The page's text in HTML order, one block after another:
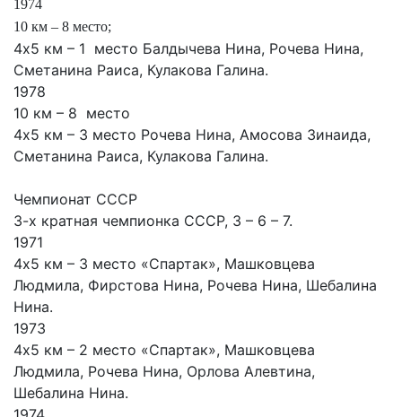
1974
10 км – 8 место;
4х5 км – 1 место Балдычева Нина, Рочева Нина,
Сметанина Раиса, Кулакова Галина.
1978
10 км – 8 место
4х5 км – 3 место Рочева Нина, Амосова Зинаида,
Сметанина Раиса, Кулакова Галина.
Чемпионат СССР
3-х кратная чемпионка СССР, 3 – 6 – 7.
1971
4х5 км – 3 место «Спартак», Машковцева
Людмила, Фирстова Нина, Рочева Нина, Шебалина
Нина.
1973
4х5 км – 2 место «Спартак», Машковцева
Людмила, Рочева Нина, Орлова Алевтина,
Шебалина Нина.